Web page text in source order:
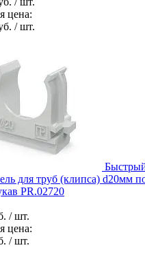
цена:
/ шт.
для труб (клипса) d20мм
PR.02720
/ шт.
цена:
/ шт.